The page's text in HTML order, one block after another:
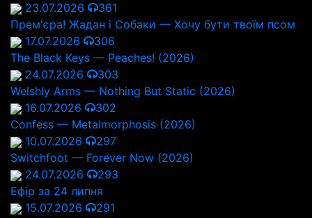
23.07.2026
361
Прем'єра! Жадан і Собаки — Хочу бути твоїм псом
17.07.2026
306
The Black Keys — Peaches! (2026)
24.07.2026
303
Welshly Arms — Nothing But Static (2026)
16.07.2026
302
Confess — Metalmorphosis (2026)
10.07.2026
297
Switchfoot — Forever Now (2026)
24.07.2026
293
Ефір за 24 липня
15.07.2026
291